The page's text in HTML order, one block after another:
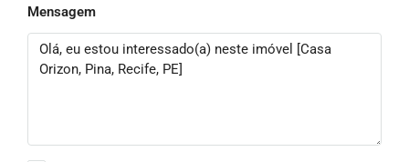
Mensagem